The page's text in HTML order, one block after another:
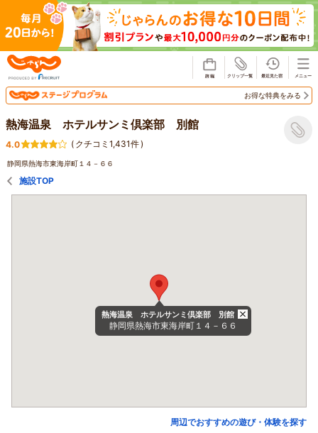
お得な特典をみる
熱海温泉 ホテルサンミ倶楽部 別館
4.0 ( クチコミ1,431件)
静岡県熱海市東海岸町１４－６６
施設TOP
熱海温泉 ホテルサンミ倶楽部 別館
静岡県熱海市東海岸町１４－６６
周辺でおすすめの遊び・体験を探す